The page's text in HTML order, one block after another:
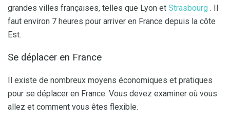
grandes villes françaises, telles que Lyon et Strasbourg . Il
faut environ 7 heures pour arriver en France depuis la côte
Est.
Se déplacer en France
Il existe de nombreux moyens économiques et pratiques
pour se déplacer en France. Vous devez examiner où vous
allez et comment vous êtes flexible.